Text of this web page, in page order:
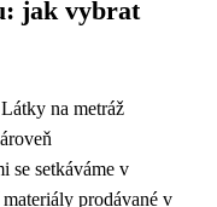
jak vybrat
na metráž
se setkáváme v
prodávané v